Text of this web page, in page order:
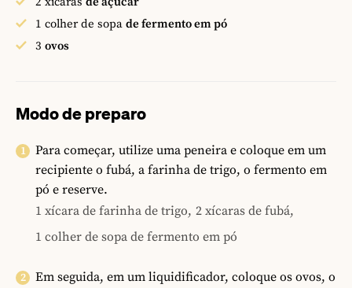
1 colher de sopa de fermento em pó
3 ovos
Modo de preparo
Para começar, utilize uma peneira e coloque em um
recipiente o fubá, a farinha de trigo, o fermento em
pó e reserve.
1 xícara de farinha de trigo, 2 xícaras de fubá,
1 colher de sopa de fermento em pó
Em seguida, em um liquidificador, coloque os ovos, o